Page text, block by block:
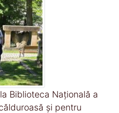
Biblioteca Națională a
și pentru